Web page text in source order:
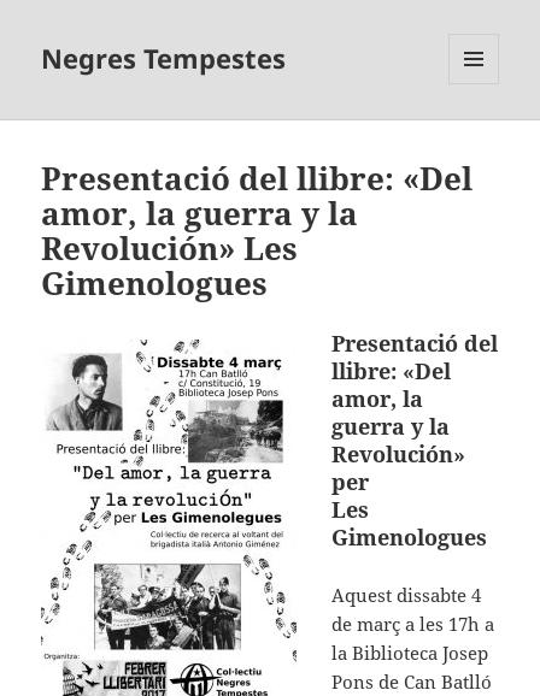
Negres Tempestes
Presentació del llibre: «Del
amor, la guerra y la
Revolución» Les
Gimenologues
Presentació del
llibre: «Del
amor, la
guerra y la
Revolución»
per
Les
Gimenologues
Aquest dissabte 4
de març a les 17h a
la Biblioteca Josep
Pons de Can Batlló